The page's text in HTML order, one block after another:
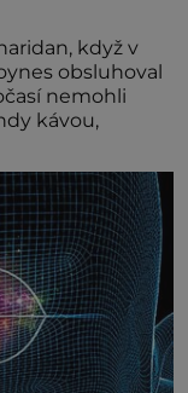
když v
obsluhoval
nemohli
je tehdy kávou,